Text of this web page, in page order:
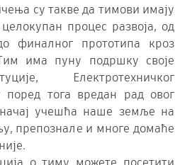
су такве да тимови имају
процес развоја, од
финалног прототипа кроз
има пуну подршку своје
Електротехничког
поред тога вредан рад овог
учешћа наше земље на
препознале и многе домаће